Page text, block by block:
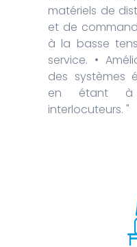
matériels de
et de
à la basse
service. •
des systèmes
en étant à
interlocuteurs. "